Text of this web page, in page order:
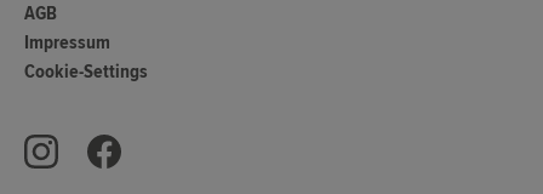
AGB
Impressum
Cookie-Settings